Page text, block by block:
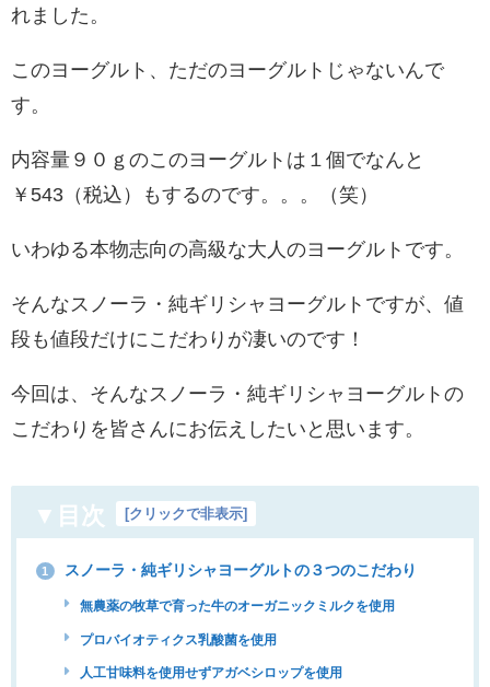
れました。
このヨーグルト、ただのヨーグルトじゃないんで
す。
内容量９０ｇのこのヨーグルトは１個でなんと
￥543（税込）もするのです。。。（笑）
いわゆる本物志向の高級な大人のヨーグルトです。
そんなスノーラ・純ギリシャヨーグルトですが、値
段も値段だけにこだわりが凄いのです！
今回は、そんなスノーラ・純ギリシャヨーグルトの
こだわりを皆さんにお伝えしたいと思います。
▼目次 [クリックで非表示]
1 スノーラ・純ギリシャヨーグルトの３つのこだわり
無農薬の牧草で育った牛のオーガニックミルクを使用
プロバイオティクス乳酸菌を使用
人工甘味料を使用せずアガベシロップを使用